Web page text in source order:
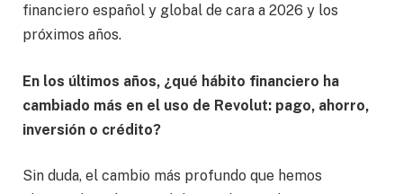
financiero español y global de cara a 2026 y los
próximos años.
En los últimos años, ¿qué hábito financiero ha
cambiado más en el uso de Revolut: pago, ahorro,
inversión o crédito?
Sin duda, el cambio más profundo que hemos